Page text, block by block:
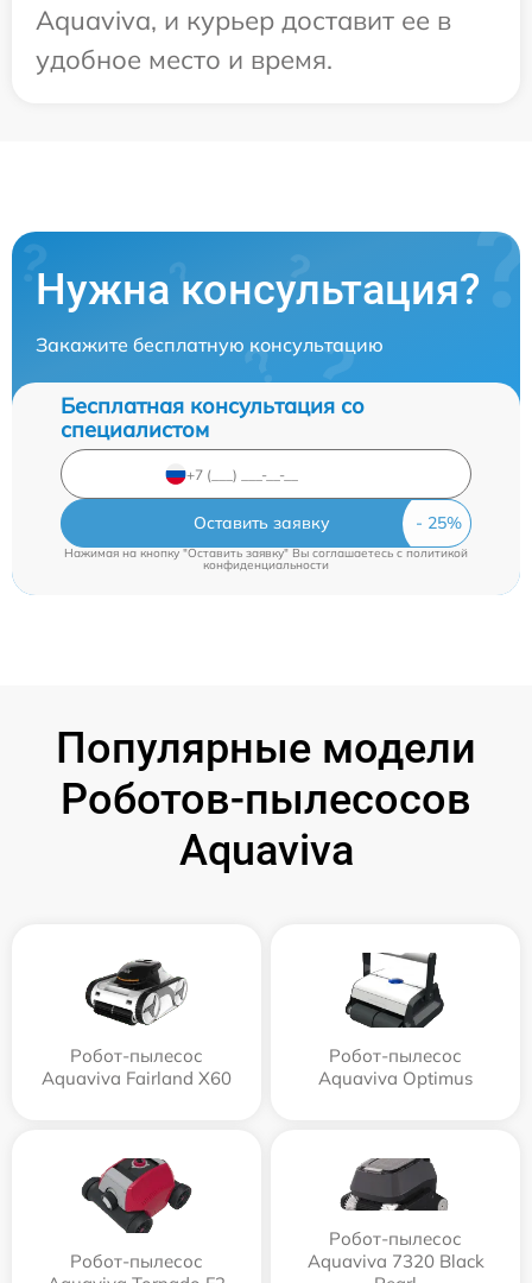
Aquaviva, и курьер доставит ее в
удобное место и время.
Нужна консультация?
Закажите бесплатную консультацию
Бесплатная консультация со
специалистом
Оставить заявку
Нажимая на кнопку "Оставить заявку" Вы соглашаетесь c политикой
конфиденциальности
Популярные модели
Роботов-пылесосов
Aquaviva
Робот-пылесос
Aquaviva Fairland X60
Робот-пылесос
Aquaviva Optimus
Робот-пылесос
Робот-пылесос
Aquaviva 7320 Black